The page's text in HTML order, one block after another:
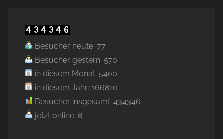
Besucher heute: 77
Besucher gestern: 570
in diesem Monat: 5400
in diesem Jahr: 166820
Besucher insgesamt: 434346
jetzt online: 8